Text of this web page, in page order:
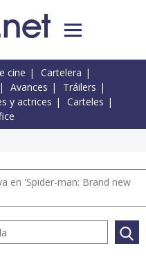
cine
Cartelera
Avances
Tráilers
y actrices
Carteles
en 'Spider-man: Brand new